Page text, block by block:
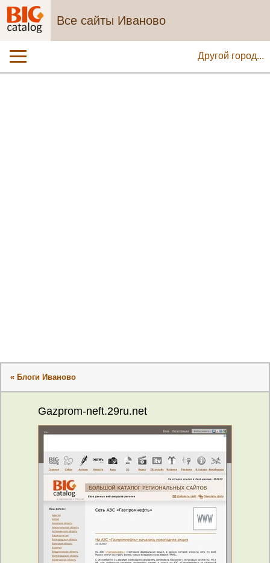
Все сайты Иваново
Другой город...
« Блоги Иваново
Gazprom-neft.29ru.net